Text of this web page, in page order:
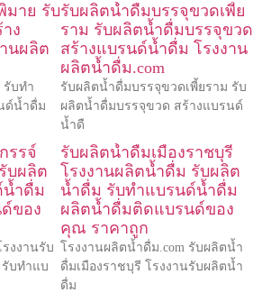
มาย รับ
ง
นผลิต
รับทำ
ด์น้ำดื่ม
รับผลิตน้ำดื่มบรรจุขวดเพี้ย
ราม รับผลิตน้ำดื่มบรรจุขวด
สร้างแบรนด์น้ำดื่ม โรงงาน
ผลิตน้ำดื่ม.com
รับผลิตน้ำดื่มบรรจุขวดเพี้ยราม รับ
ผลิตน้ำดื่มบรรจุขวด สร้างแบรนด์
น้ำดื
รรจ์
บผลิต
ำดื่ม
ของ
งงานรับ
บทำแบ
รับผลิตน้ำดื่มเมืองราชบุรี
โรงงานผลิตน้ำดื่ม รับผลิต
น้ำดื่ม รับทำแบรนด์น้ำดื่ม
ผลิตน้ำดื่มติดแบรนด์ของ
คุณ ราคาถูก
โรงงานผลิตน้ำดื่ม.com รับผลิตน้ำ
ดื่มเมืองราชบุรี โรงงานรับผลิตน้ำ
ดื่ม